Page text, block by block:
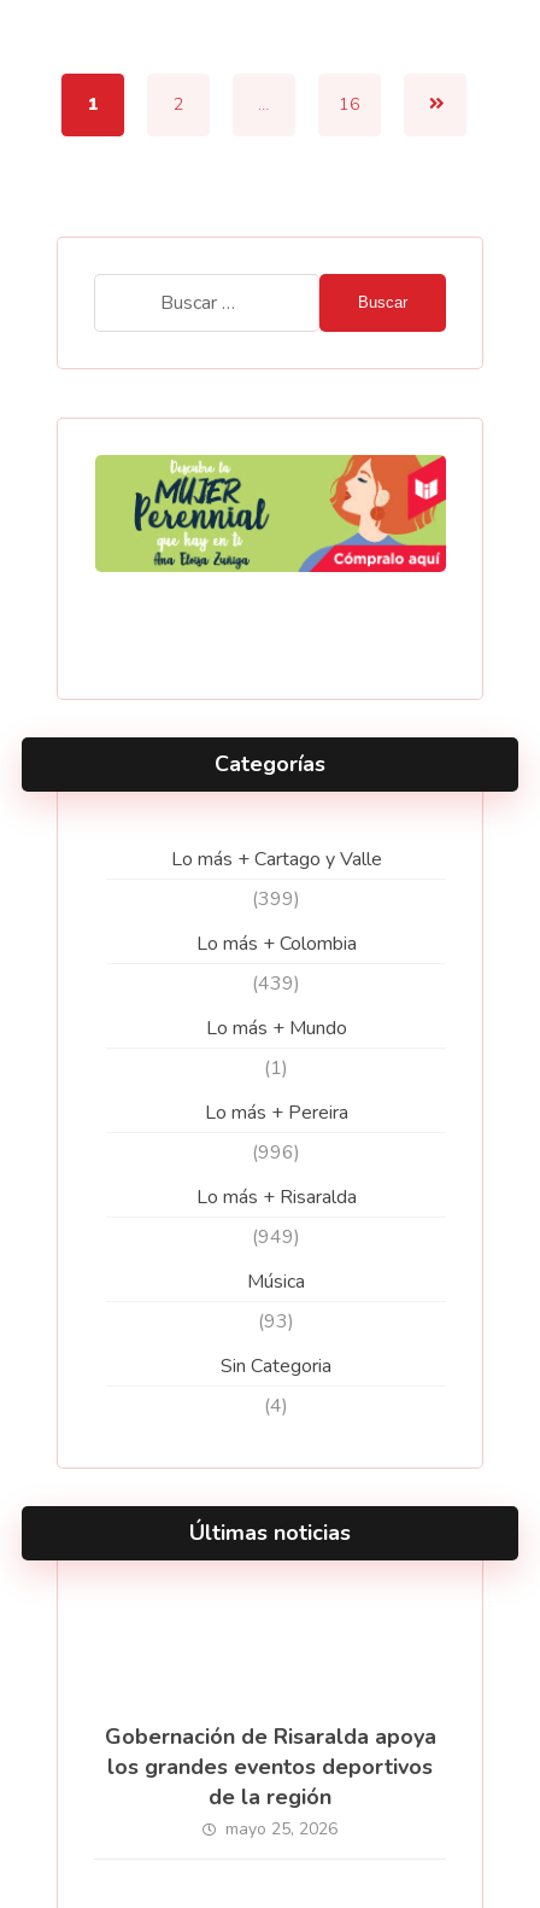
1 2 … 16
Buscar
Categorías
Lo más + Cartago y Valle
(399)
Lo más + Colombia
(439)
Lo más + Mundo
(1)
Lo más + Pereira
(996)
Lo más + Risaralda
(949)
Música
(93)
Sin Categoria
(4)
Últimas noticias
Gobernación de Risaralda apoya
los grandes eventos deportivos
de la región
mayo 25, 2026